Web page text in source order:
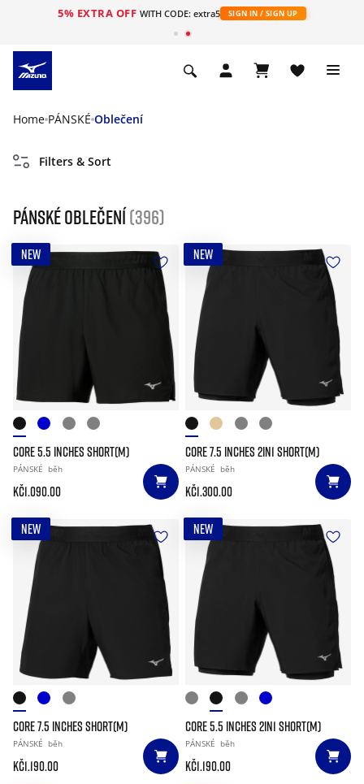
5% EXTRA OFF WITH CODE: extra5 SIGN IN / SIGN UP
Home PÁNSKÉ Oblečení
Filters & Sort
Pánské oblečení(396)
NEW
CORE 5.5 INCHES SHORT(M)
PÁNSKÉ běh
Kč1.090.00
NEW
CORE 7.5 INCHES 2IN1 SHORT(M)
PÁNSKÉ běh
Kč1.300.00
NEW
CORE 7.5 INCHES SHORT(M)
PÁNSKÉ běh
Kč1.190.00
NEW
CORE 5.5 INCHES 2IN1 SHORT(M)
PÁNSKÉ běh
Kč1.190.00